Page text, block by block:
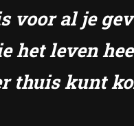
voor al je
het leven
thuis kunt